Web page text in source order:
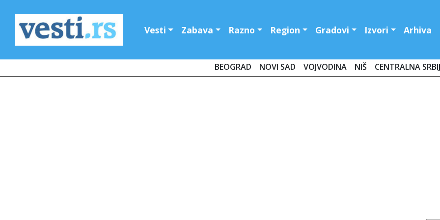
Vesti Zabava Razno Region Gradovi Izvori Arhiva
BEOGRAD NOVI SAD VOJVODINA NIŠ CENTRALNA